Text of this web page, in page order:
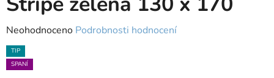
Průměrné
hodnocení
produktu
Neohodnoceno Podrobnosti hodnocení
TIP
SPANÍ